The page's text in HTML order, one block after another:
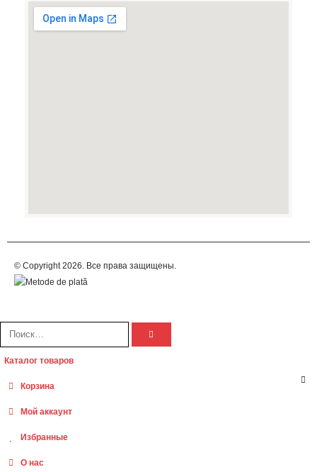
© Copyright 2026. Все права защищены.
Каталог товаров
Корзина
Мой аккаунт
Избранные
О нас